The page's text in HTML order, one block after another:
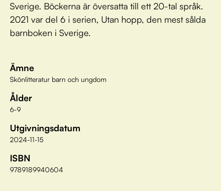
Sverige. Böckerna är översatta till ett 20-tal språk.
2021 var del 6 i serien, Utan hopp, den mest sålda
barnboken i Sverige.
Ämne
Skönlitteratur barn och ungdom
Ålder
6-9
Utgivningsdatum
2024-11-15
ISBN
9789189940604